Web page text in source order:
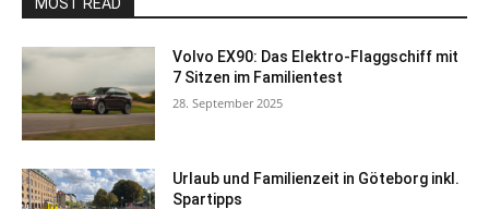
Volvo EX90: Das Elektro-Flaggschiff mit
7 Sitzen im Familientest
28. September 2025
Urlaub und Familienzeit in Göteborg inkl.
Spartipps